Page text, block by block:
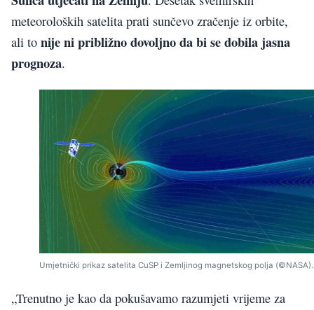
meteoroloških satelita prati sunčevo zračenje iz orbite,
ali to nije ni približno dovoljno da bi se dobila jasna
prognoza.
Umjetnički prikaz satelita CuSP i Zemljinog magnetskog polja (©NASA).
„Trenutno je kao da pokušavamo razumjeti vrijeme za